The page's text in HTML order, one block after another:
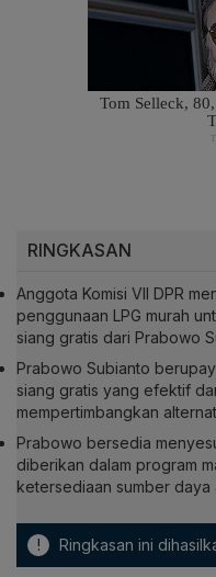
RINGKASAN
Anggota Komisi VII DPR
penggunaan LPG murah
siang gratis dari Prabowo
Prabowo Subianto
siang gratis yang efektif
mempertimbangkan
Prabowo bersedia
diberikan dalam program
ketersediaan sumber daya
! Ringkasan ini